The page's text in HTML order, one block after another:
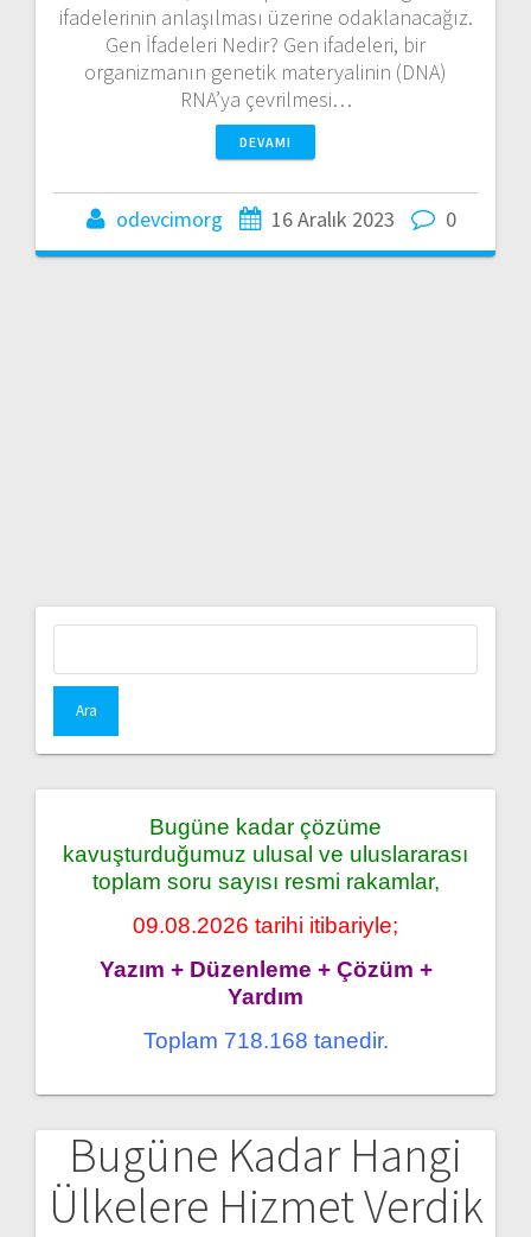
ifadelerinin anlaşılması üzerine odaklanacağız.
Gen İfadeleri Nedir? Gen ifadeleri, bir
organizmanın genetik materyalinin (DNA)
RNA’ya çevrilmesi…
DEVAMI
odevcimorg 16 Aralık 2023 0
Bugüne kadar çözüme
kavuşturduğumuz ulusal ve uluslararası
toplam soru sayısı resmi rakamlar,
09.08.2026 tarihi itibariyle;
Yazım + Düzenleme + Çözüm +
Yardım
Toplam 718.168 tanedir.
Bugüne Kadar Hangi
Ülkelere Hizmet Verdik